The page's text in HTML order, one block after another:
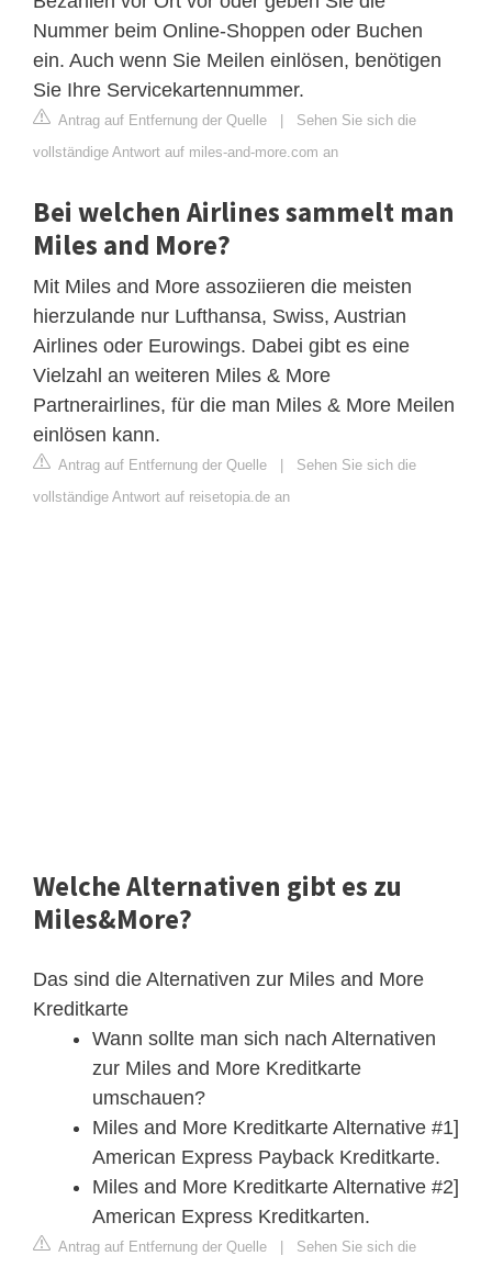
Nummer beim Online-Shoppen oder Buchen
ein. Auch wenn Sie Meilen einlösen, benötigen
Sie Ihre Servicekartennummer.
Antrag auf Entfernung der Quelle | Sehen Sie sich die
vollständige Antwort auf miles-and-more.com an
Bei welchen Airlines sammelt man
Miles and More?
Mit Miles and More assoziieren die meisten
hierzulande nur Lufthansa, Swiss, Austrian
Airlines oder Eurowings. Dabei gibt es eine
Vielzahl an weiteren Miles & More
Partnerairlines, für die man Miles & More Meilen
einlösen kann.
Antrag auf Entfernung der Quelle | Sehen Sie sich die
vollständige Antwort auf reisetopia.de an
Welche Alternativen gibt es zu
Miles&More?
Das sind die Alternativen zur Miles and More
Kreditkarte
Wann sollte man sich nach Alternativen
zur Miles and More Kreditkarte
umschauen?
Miles and More Kreditkarte Alternative #1]
American Express Payback Kreditkarte.
Miles and More Kreditkarte Alternative #2]
American Express Kreditkarten.
Antrag auf Entfernung der Quelle | Sehen Sie sich die